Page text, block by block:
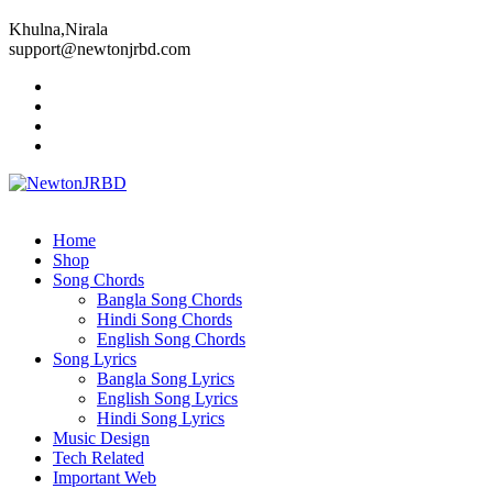
Khulna,Nirala
support@newtonjrbd.com
Home
Shop
Song Chords
Bangla Song Chords
Hindi Song Chords
English Song Chords
Song Lyrics
Bangla Song Lyrics
English Song Lyrics
Hindi Song Lyrics
Music Design
Tech Related
Important Web